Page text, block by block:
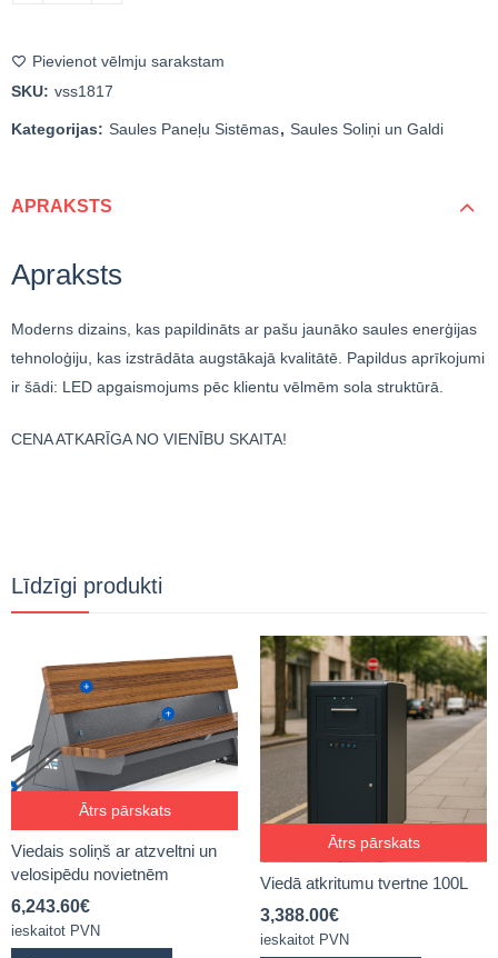
Pievienot vēlmju sarakstam
SKU: vss1817
Kategorijas: Saules Paneļu Sistēmas, Saules Soliņi un Galdi
APRAKSTS
Apraksts
Moderns dizains, kas papildināts ar pašu jaunāko saules enerģijas
tehnoloģiju, kas izstrādāta augstākajā kvalitātē. Papildus aprīkojumi
ir šādi: LED apgaismojums pēc klientu vēlmēm sola struktūrā.
CENA ATKARĪGA NO VIENĪBU SKAITA!
Līdzīgi produkti
Ātrs pārskats
Viedais soliņš ar atzveltni un
velosipēdu novietnēm
6,243.60€
ieskaitot PVN
Ātrs pārskats
Viedā atkritumu tvertne 100L
3,388.00€
ieskaitot PVN